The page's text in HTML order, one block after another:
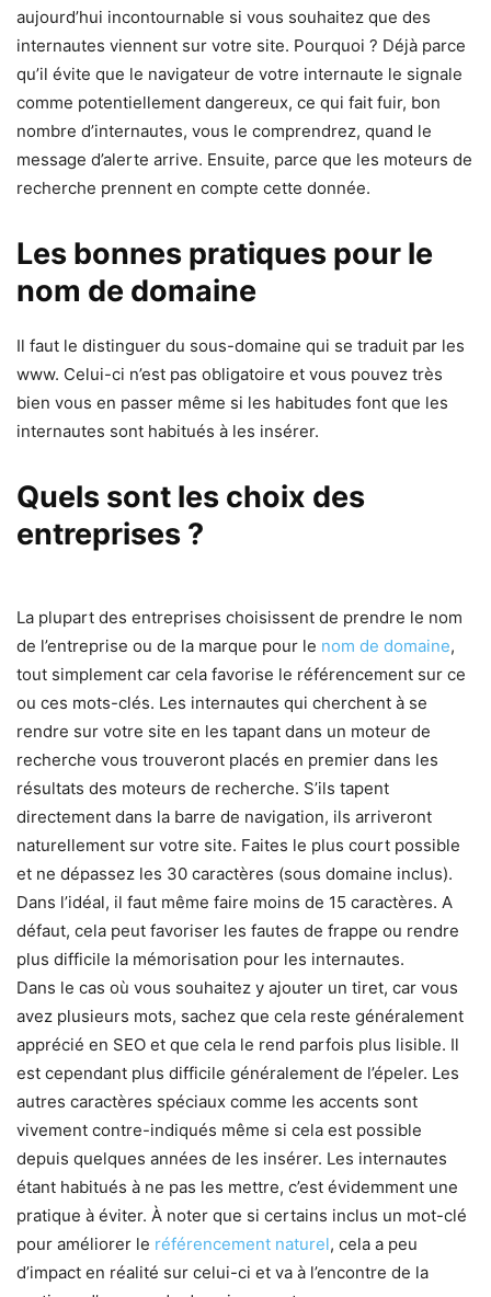
aujourd’hui incontournable si vous souhaitez que des
internautes viennent sur votre site. Pourquoi ? Déjà parce
qu’il évite que le navigateur de votre internaute le signale
comme potentiellement dangereux, ce qui fait fuir, bon
nombre d’internautes, vous le comprendrez, quand le
message d’alerte arrive. Ensuite, parce que les moteurs de
recherche prennent en compte cette donnée.
Les bonnes pratiques pour le
nom de domaine
Il faut le distinguer du sous-domaine qui se traduit par les
www. Celui-ci n’est pas obligatoire et vous pouvez très
bien vous en passer même si les habitudes font que les
internautes sont habitués à les insérer.
Quels sont les choix des
entreprises ?
La plupart des entreprises choisissent de prendre le nom
de l’entreprise ou de la marque pour le nom de domaine,
tout simplement car cela favorise le référencement sur ce
ou ces mots-clés. Les internautes qui cherchent à se
rendre sur votre site en les tapant dans un moteur de
recherche vous trouveront placés en premier dans les
résultats des moteurs de recherche. S’ils tapent
directement dans la barre de navigation, ils arriveront
naturellement sur votre site. Faites le plus court possible
et ne dépassez les 30 caractères (sous domaine inclus).
Dans l’idéal, il faut même faire moins de 15 caractères. A
défaut, cela peut favoriser les fautes de frappe ou rendre
plus difficile la mémorisation pour les internautes.
Dans le cas où vous souhaitez y ajouter un tiret, car vous
avez plusieurs mots, sachez que cela reste généralement
apprécié en SEO et que cela le rend parfois plus lisible. Il
est cependant plus difficile généralement de l’épeler. Les
autres caractères spéciaux comme les accents sont
vivement contre-indiqués même si cela est possible
depuis quelques années de les insérer. Les internautes
étant habitués à ne pas les mettre, c’est évidemment une
pratique à éviter. À noter que si certains inclus un mot-clé
pour améliorer le référencement naturel, cela a peu
d’impact en réalité sur celui-ci et va à l’encontre de la